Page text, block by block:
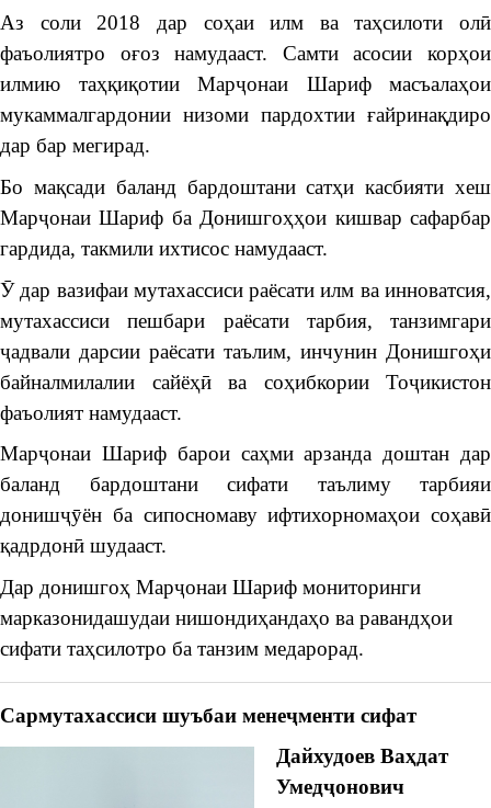
Аз соли 2018 дар соҳаи илм ва таҳсилоти олӣ
фаъолиятро оғоз намудааст. Самти асосии корҳои
илмию таҳқиқотии Марҷонаи Шариф масъалаҳои
мукаммалгардонии низоми пардохтии ғайринақдиро
дар бар мегирад.
Бо мақсади баланд бардоштани сатҳи касбияти хеш
Марҷонаи Шариф ба Донишгоҳҳои кишвар сафарбар
гардида, такмили ихтисос намудааст.
Ӯ дар вазифаи мутахассиси раёсати илм ва инноватсия,
мутахассиси пешбари раёсати тарбия, танзимгари
ҷадвали дарсии раёсати таълим, инчунин Донишгоҳи
байналмилалии сайёҳӣ ва соҳибкории Тоҷикистон
фаъолият намудааст.
Марҷонаи Шариф барои саҳми арзанда доштан дар
баланд бардоштани сифати таълиму тарбияи
донишҷӯён ба сипосномаву ифтихорномаҳои соҳавӣ
қадрдонӣ шудааст.
Дар донишгоҳ Марҷонаи Шариф мониторинги
марказонидашудаи нишондиҳандаҳо ва равандҳои
сифати таҳсилотро ба танзим медарорад.
Сармутахассиси шуъбаи менеҷменти сифат
Дайхудоев Ваҳдат
Умедҷонович